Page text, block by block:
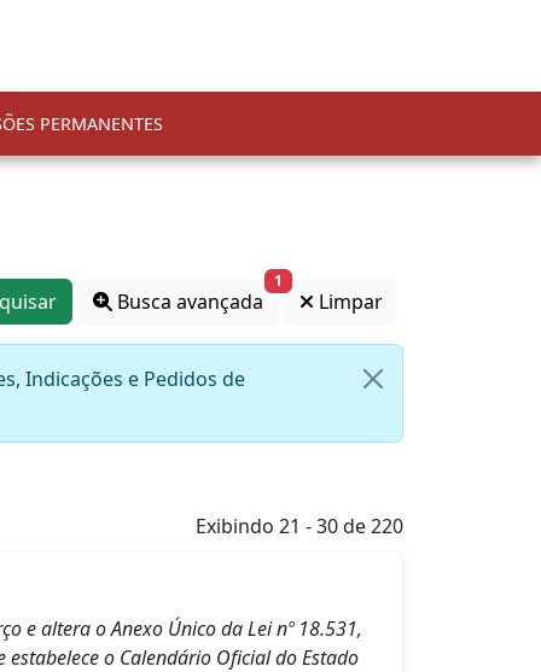
PERMANENTES
Busca avançada
1
Limpar
Indicações e Pedidos de
Exibindo 21 - 30 de 220
e altera o Anexo Único da Lei nº 18.531,
o Calendário Oficial do Estado